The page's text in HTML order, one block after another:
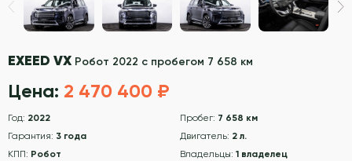
EXEED VX Робот 2022 с пробегом 7 658 км
Цена: 2 470 400 ₽
Год: 2022 Пробег: 7 658 км
Гарантия: 3 года Двигатель: 2 л.
КПП: Робот Владельцы: 1 владелец